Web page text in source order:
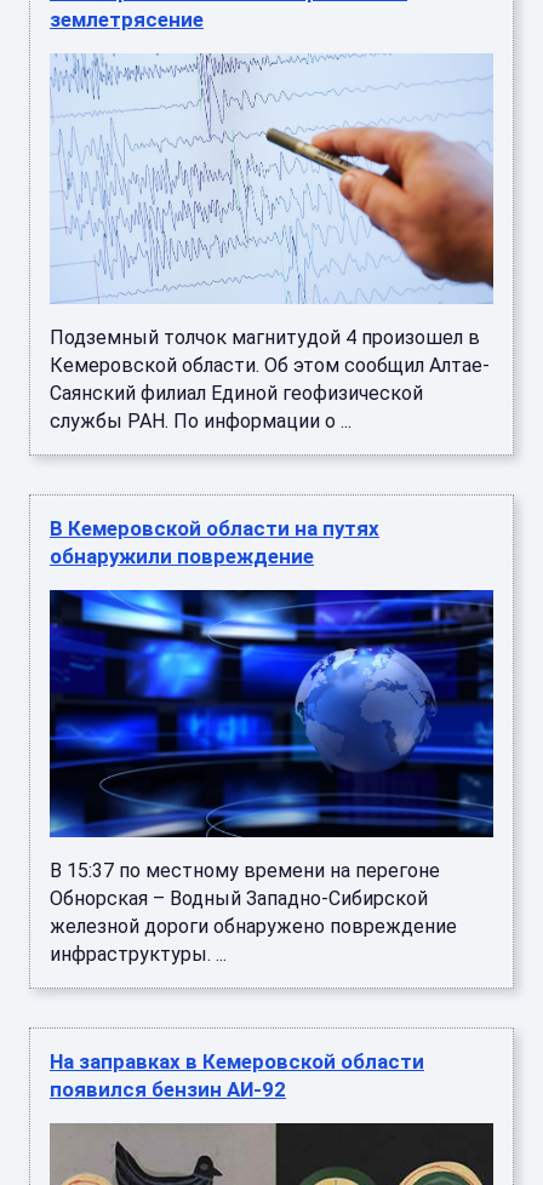
землетрясение
Подземный толчок магнитудой 4 произошел в
Кемеровской области. Об этом сообщил Алтае-
Саянский филиал Единой геофизической
службы РАН. По информации о ...
В Кемеровской области на путях
обнаружили повреждение
В 15:37 по местному времени на перегоне
Обнорская – Водный Западно-Сибирской
железной дороги обнаружено повреждение
инфраструктуры. ...
На заправках в Кемеровской области
появился бензин АИ-92